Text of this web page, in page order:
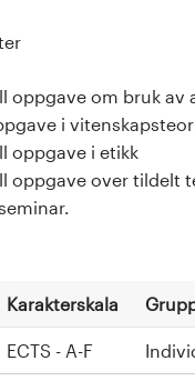
oppgave om bruk av
i
oppgave i etikk
oppgave over tildelt
Karakterskala
ECTS - A-F